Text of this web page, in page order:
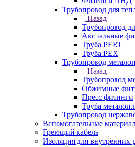
Трубопровод для
Назад
Трубопровод
Аксиальные
Труба PERT
Труба PEX
Трубопровод
Назад
Трубопровод
Обжимные
Пресс фитинги
Труба
Трубопровод
Вспомогательные
Греющий кабель
Изоляция для внутренних